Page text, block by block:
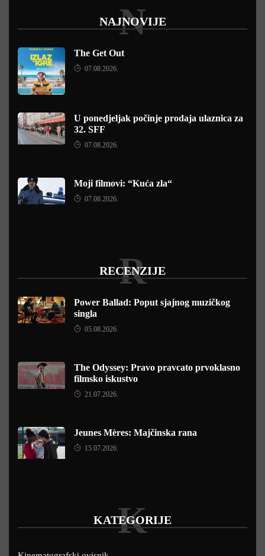
NAJNOVIJE
N
The Get Out
07.08.2026.
U ponedjeljak počinje prodaja ulaznica za
32. SFF
07.08.2026.
Moji filmovi: “Kuća zla“
07.08.2026.
RECENZIJE
R
Power Ballad: Poput sjajnog muzičkog
singla
05.08.2026.
The Odyssey: Pravo pravcato prvoklasno
filmsko iskustvo
21.07.2026.
Jeunes Mères: Majčinska rana
15.07.2026.
KATEGORIJE
K